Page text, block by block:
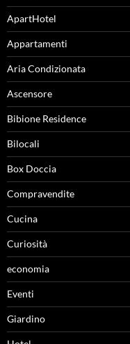
ApartHotel
Appartamenti
Aria Condizionata
Ascensore
Bibione Residence
Bilocali
Box Doccia
Compravendite
Cucina
Curiosità
economia
Eventi
Giardino